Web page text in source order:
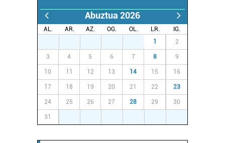
Abuztua 2026
AL. AR. AZ. OG. OL. LR.
IG.
1 2
3 4 5 6 7 8 9
10 11 12 13 14 15 16
17 18 19 20 21 22 23
24 25 26 27 28 29 30
31